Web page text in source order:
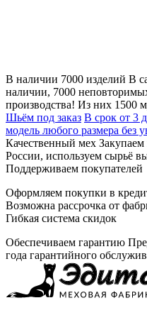
В наличии 7000 изделий В
наличии, 7000
производства! Из них 1500
Шьём под заказ В срок от 3
модель любого размера без
Качественный мех
России, используем сырьё
Поддерживаем покупателей
Оформляем покупки в
Возможна рассрочка от
Гибкая система скидок
Обеспечиваем гарантию
года гарантийного